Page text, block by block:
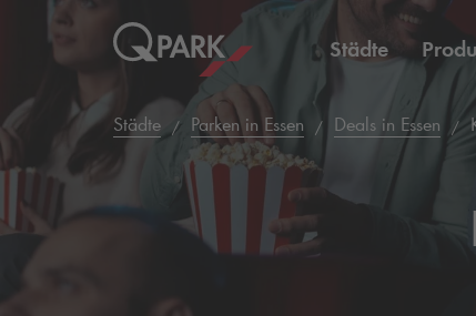
Städte
Städte Parken in Essen Deals in Essen